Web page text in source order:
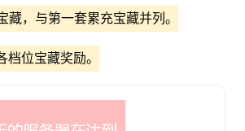
藏，与第一套累充宝藏并列。
位宝藏奖励。